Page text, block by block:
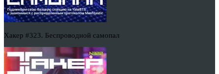
Хакер #323. Беспроводной самопал